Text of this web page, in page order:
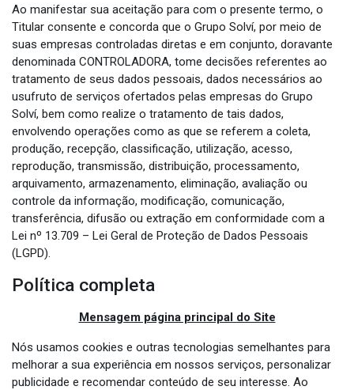
Ao manifestar sua aceitação para com o presente termo, o
Titular consente e concorda que o Grupo Solví, por meio de
suas empresas controladas diretas e em conjunto, doravante
denominada CONTROLADORA, tome decisões referentes ao
tratamento de seus dados pessoais, dados necessários ao
usufruto de serviços ofertados pelas empresas do Grupo
Solví, bem como realize o tratamento de tais dados,
envolvendo operações como as que se referem a coleta,
produção, recepção, classificação, utilização, acesso,
reprodução, transmissão, distribuição, processamento,
arquivamento, armazenamento, eliminação, avaliação ou
controle da informação, modificação, comunicação,
transferência, difusão ou extração em conformidade com a
Lei nº 13.709 – Lei Geral de Proteção de Dados Pessoais
(LGPD).
Política completa
Mensagem página principal do Site
Nós usamos cookies e outras tecnologias semelhantes para
melhorar a sua experiência em nossos serviços, personalizar
publicidade e recomendar conteúdo de seu interesse. Ao